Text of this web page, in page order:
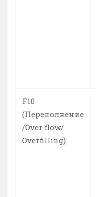
F10
(Переполнение
/Over flow/
Overfilling)